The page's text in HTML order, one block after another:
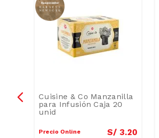
Cuisine & Co Manzanilla
para Infusión Caja 20
unid
Precio Online S/ 3.20